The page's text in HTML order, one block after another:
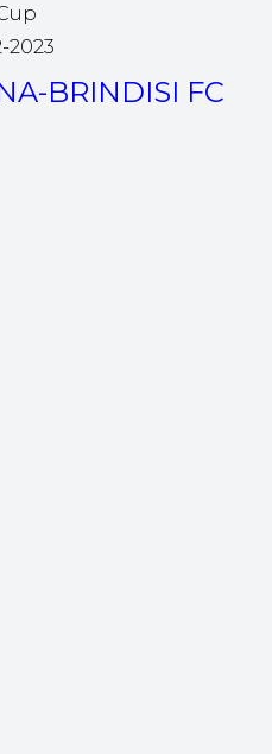
2023
BRINDISI FC